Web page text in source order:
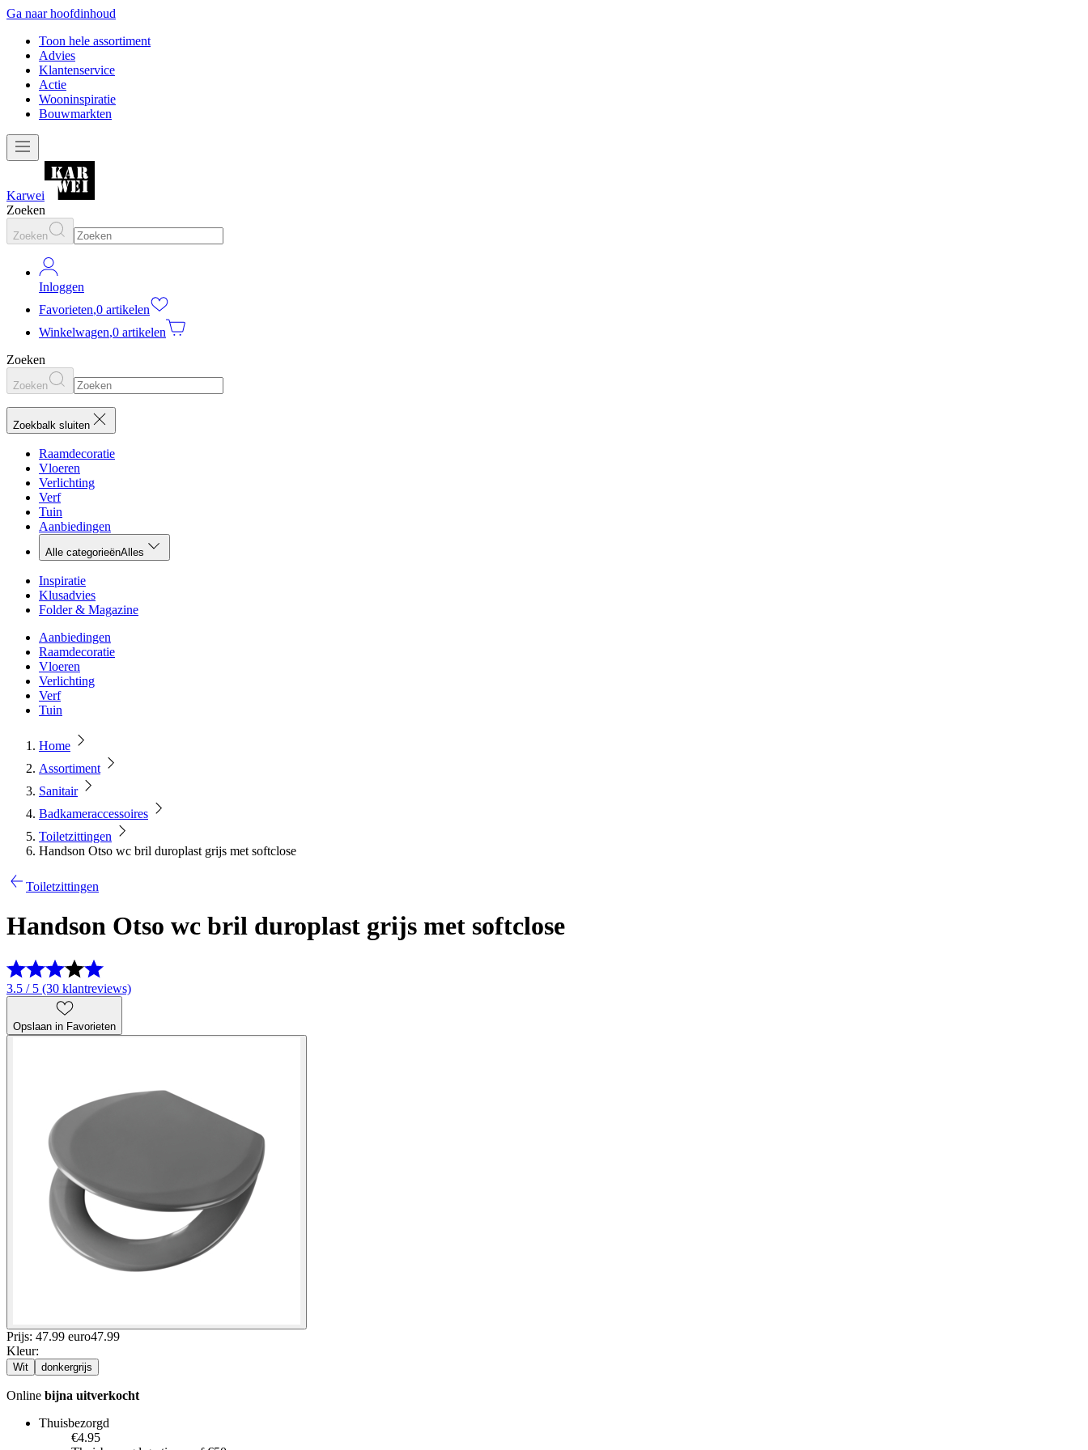
Ga naar hoofdinhoud
Toon hele assortiment
Advies
Klantenservice
Actie
Wooninspiratie
Bouwmarkten
Karwei
Zoeken
Zoeken
Inloggen
Favorieten,0 artikelen
Winkelwagen,0 artikelen
Zoeken
Zoeken
Zoekbalk sluiten
Raamdecoratie
Vloeren
Verlichting
Verf
Tuin
Aanbiedingen
Alle categorieënAlles
Inspiratie
Klusadvies
Folder & Magazine
Aanbiedingen
Raamdecoratie
Vloeren
Verlichting
Verf
Tuin
Home
Assortiment
Sanitair
Badkameraccessoires
Toiletzittingen
Handson Otso wc bril duroplast grijs met softclose
Toiletzittingen
Handson Otso wc bril duroplast grijs met softclose
3.5 / 5 (30 klantreviews)
Opslaan in Favorieten
Prijs: 47.99 euro47.99
Kleur:
Wit donkergrijs
Online bijna uitverkocht
Thuisbezorgd
€4.95